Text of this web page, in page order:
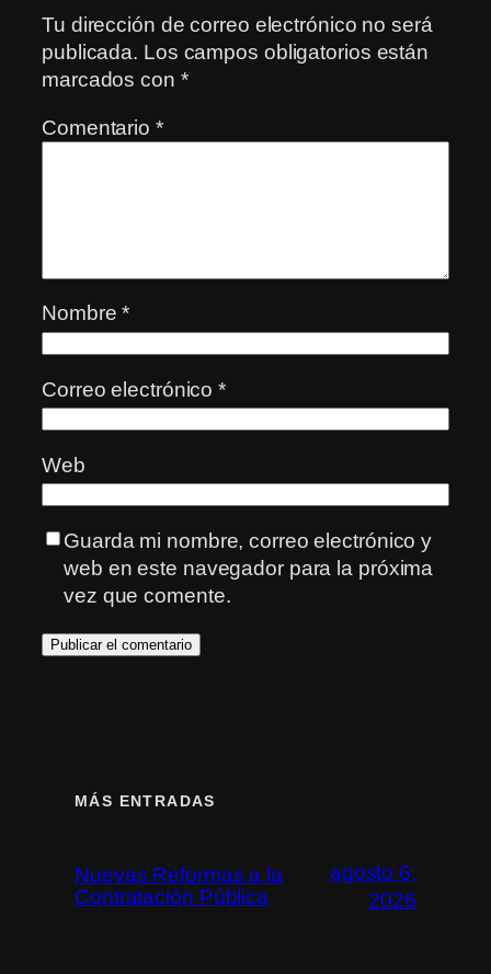
Tu dirección de correo electrónico no será
publicada. Los campos obligatorios están
marcados con *
Comentario *
Nombre*
Correo electrónico*
Web
Guarda mi nombre, correo electrónico y
web en este navegador para la próxima
vez que comente.
MÁS ENTRADAS
Nuevas Reformas a la
Contratación Pública
agosto 6,
2026